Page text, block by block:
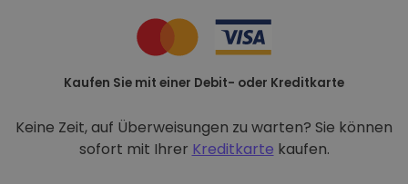
Kaufen Sie mit einer Debit- oder Kreditkarte
Keine Zeit, auf Überweisungen zu warten? Sie können
sofort mit Ihrer Kreditkarte kaufen.